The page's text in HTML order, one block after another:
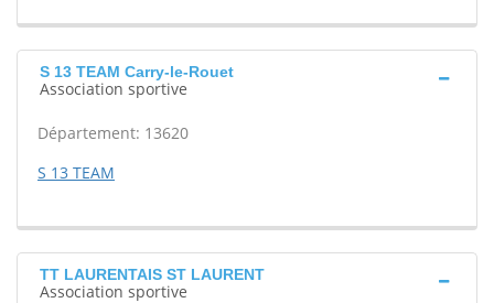
S 13 TEAM Carry-le-Rouet
Association sportive
Département: 13620
S 13 TEAM
TT LAURENTAIS ST LAURENT
Association sportive